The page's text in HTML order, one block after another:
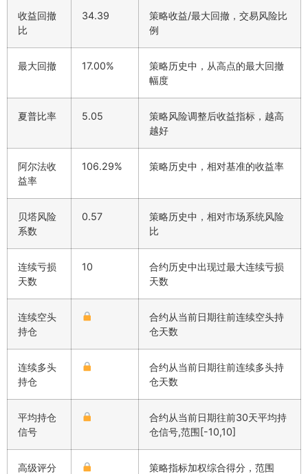
收益回撤
比
34.39
策略收益/最大回撤，交易风险比
例
最大回撤 17.00%
策略历史中，从高点的最大回撤
幅度
夏普比率 5.05
策略风险调整后收益指标，越高
越好
阿尔法收
益率
106.29% 策略历史中，相对基准的收益率
贝塔风险
系数
0.57
策略历史中，相对市场系统风险
比
连续亏损
天数
10
合约历史中出现过最大连续亏损
天数
连续空头
持仓
合约从当前日期往前连续空头持
仓天数
连续多头
持仓
合约从当前日期往前连续多头持
仓天数
平均持仓
信号
合约从当前日期往前30天平均持
仓信号,范围[-10,10]
高级评分
策略指标加权综合得分，范围